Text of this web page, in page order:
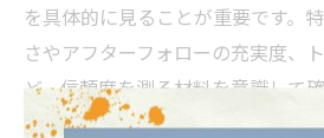
を具体的に見ることが重要です。
さやアフターフォローの充実度、
ど、信頼度を測る材料を意識して
の情報源を照合することで、より